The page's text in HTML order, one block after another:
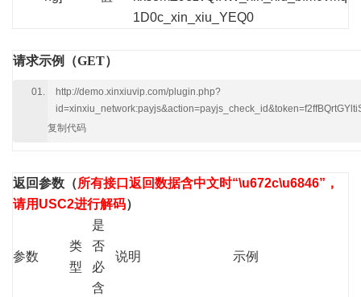
1D0c_xin_xiu_YEQ0
请求示例（GET）
http://demo.xinxiuvip.com/plugin.php?
复制代码
返回参数 （所有接口返回数据含中文时“\u672c\u6846”，
请用USC2进行解码）
参数
类
型
是
否
必
含
说明 示例